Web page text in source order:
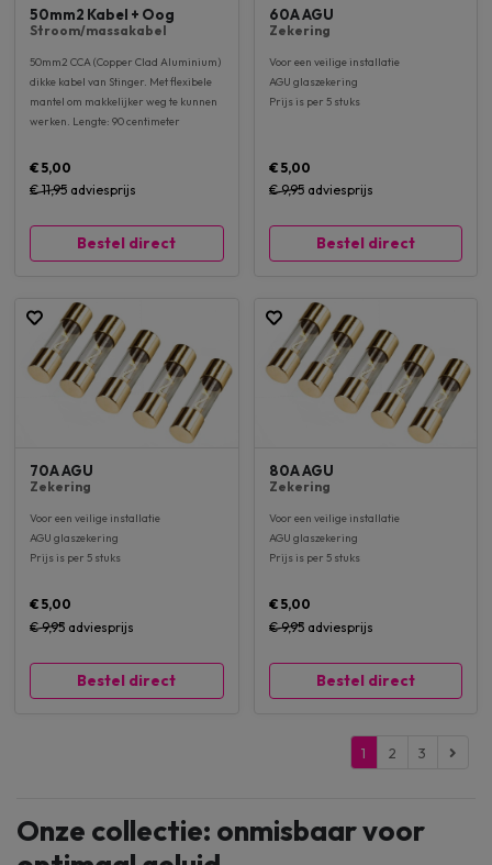
50mm2 Kabel + Oog
Stroom/massakabel
50mm2 CCA (Copper Clad Aluminium)
dikke kabel van Stinger. Met flexibele
mantel om makkelijker weg te kunnen
werken. Lengte: 90 centimeter
€ 5,00
€ 11,95 adviesprijs
Bestel direct
60A AGU
Zekering
Voor een veilige installatie
AGU glaszekering
Prijs is per 5 stuks
€ 5,00
€ 9,95adviesprijs
Bestel direct
70A AGU
Zekering
Voor een veilige installatie
AGU glaszekering
Prijs is per 5 stuks
€ 5,00
€ 9,95 adviesprijs
Bestel direct
80A AGU
Zekering
Voor een veilige installatie
AGU glaszekering
Prijs is per 5 stuks
€ 5,00
€ 9,95adviesprijs
Bestel direct
1 2 3
Onze collectie: onmisbaar voor